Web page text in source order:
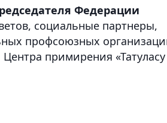
Федерации
социальные партнеры,
профсоюзных
примирения «Татуласу